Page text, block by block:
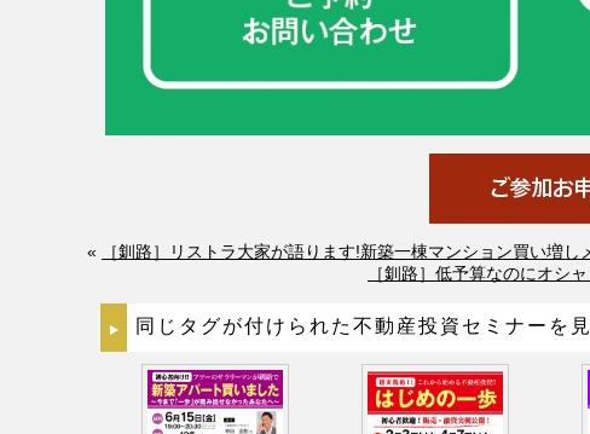
«
［釧路］リストラ大家が語ります!新築一棟マンション買い増し
［釧路］低予算なのにオシ
同じタグが付けられた不動産投資セミナーを